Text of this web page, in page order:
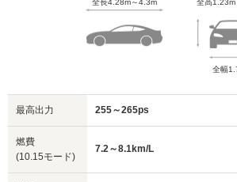
全長4.28m～4.3m 全高1.23m
全幅
最高出力 255～265ps
燃費
(10.15モード)
7.2～8.1km/L